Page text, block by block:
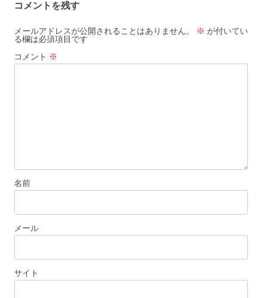
ゲ
ー
シ
ョ
コメントを残す
メールアドレスが公開されることはありません。 ※ が付いてい
る欄は必須項目です
コメント ※
名前
メール
サイト